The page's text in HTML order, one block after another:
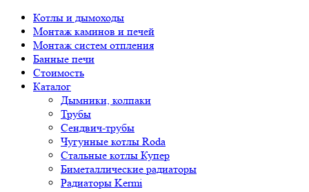
Котлы и дымоходы
Монтаж каминов и печей
Монтаж систем отпления
Банные печи
Стоимость
Каталог
Дымники, колпаки
Трубы
Сендвич-трубы
Чугунные котлы Roda
Стальные котлы Купер
Биметаллические радиаторы
Радиаторы Kermi